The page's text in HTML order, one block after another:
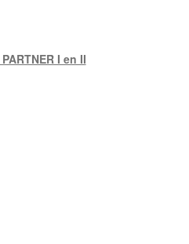
I en II